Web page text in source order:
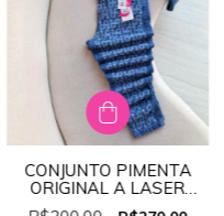
CONJUNTO PIMENTA
ORIGINAL A LASER
REF;PD549